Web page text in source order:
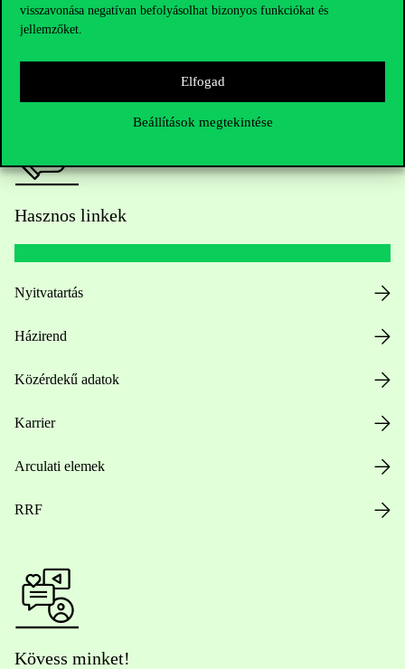
visszavonása negatívan befolyásolhat bizonyos funkciókat és
jellemzőket.
Elfogad
Beállítások megtekintése
HUB jelenlegi hallgatóinknak
Sajtó:press@uni-corvinus.hu
Hasznos linkek
Nyitvatartás
Házirend
Közérdekű adatok
Karrier
Arculati elemek
RRF
Kövess minket!